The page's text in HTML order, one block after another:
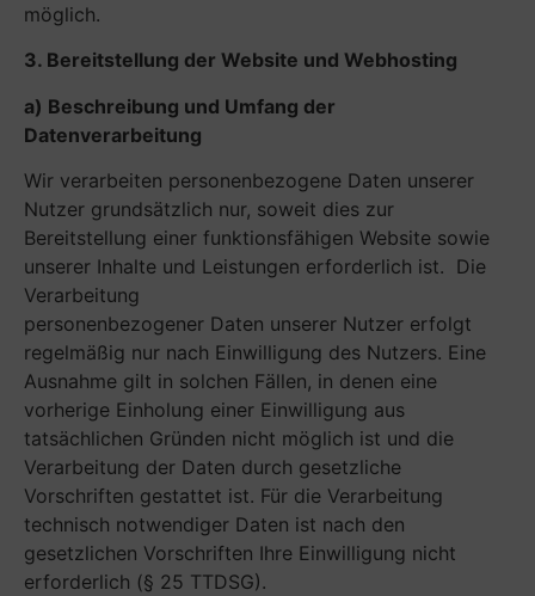
möglich.
3. Bereitstellung der Website und Webhosting
a) Beschreibung und Umfang der
Datenverarbeitung
Wir verarbeiten personenbezogene Daten unserer
Nutzer grundsätzlich nur, soweit dies zur
Bereitstellung einer funktionsfähigen Website sowie
unserer Inhalte und Leistungen erforderlich ist. Die
Verarbeitung
personenbezogener Daten unserer Nutzer erfolgt
regelmäßig nur nach Einwilligung des Nutzers. Eine
Ausnahme gilt in solchen Fällen, in denen eine
vorherige Einholung einer Einwilligung aus
tatsächlichen Gründen nicht möglich ist und die
Verarbeitung der Daten durch gesetzliche
Vorschriften gestattet ist. Für die Verarbeitung
technisch notwendiger Daten ist nach den
gesetzlichen Vorschriften Ihre Einwilligung nicht
erforderlich (§ 25 TTDSG).